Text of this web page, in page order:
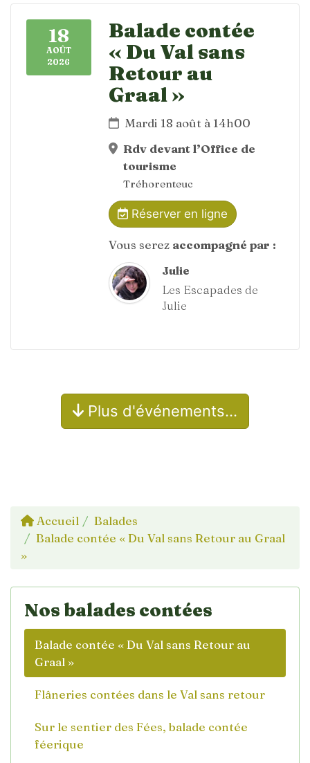
18
AOÛT
2026
Balade contée
« Du Val sans
Retour au
Graal »
Mardi 18 août à 14h00
Rdv devant l’Office de
tourisme
Tréhorenteuc
Réserver en ligne
Vous serez accompagné par :
Julie
Les Escapades de
Julie
Plus d'événements…
Accueil
Balades
Balade contée « Du Val sans Retour au Graal
»
Nos balades contées
Balade contée « Du Val sans Retour au
Graal »
Flâneries contées dans le Val sans retour
Sur le sentier des Fées, balade contée
féerique